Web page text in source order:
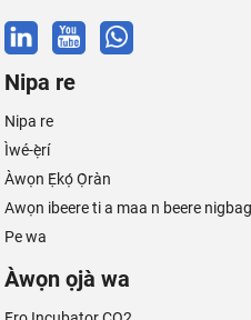
Nipa re
Nipa re
Ìwé-ẹ̀rí
Àwọn Ẹ̀kọ́ Ọ̀ràn
Awọn ibeere ti a maa n beere
Pe wa
Àwọn ọjà wa